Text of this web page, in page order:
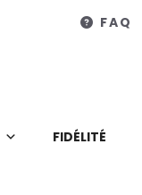
FAQ
FIDÉLITÉ